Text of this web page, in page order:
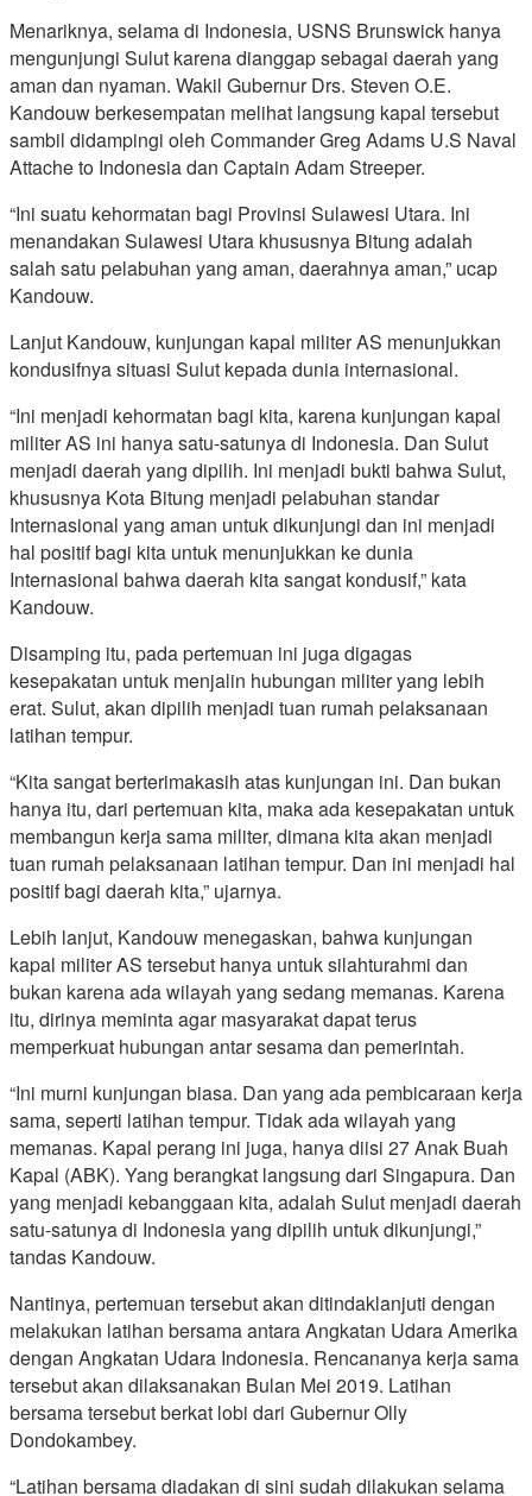
Menariknya, selama di Indonesia, USNS Brunswick hanya
mengunjungi Sulut karena dianggap sebagai daerah yang
aman dan nyaman. Wakil Gubernur Drs. Steven O.E.
Kandouw berkesempatan melihat langsung kapal tersebut
sambil didampingi oleh Commander Greg Adams U.S Naval
Attache to Indonesia dan Captain Adam Streeper.
“Ini suatu kehormatan bagi Provinsi Sulawesi Utara. Ini
menandakan Sulawesi Utara khususnya Bitung adalah
salah satu pelabuhan yang aman, daerahnya aman,” ucap
Kandouw.
Lanjut Kandouw, kunjungan kapal militer AS menunjukkan
kondusifnya situasi Sulut kepada dunia internasional.
“Ini menjadi kehormatan bagi kita, karena kunjungan kapal
militer AS ini hanya satu-satunya di Indonesia. Dan Sulut
menjadi daerah yang dipilih. Ini menjadi bukti bahwa Sulut,
khususnya Kota Bitung menjadi pelabuhan standar
Internasional yang aman untuk dikunjungi dan ini menjadi
hal positif bagi kita untuk menunjukkan ke dunia
Internasional bahwa daerah kita sangat kondusif,” kata
Kandouw.
Disamping itu, pada pertemuan ini juga digagas
kesepakatan untuk menjalin hubungan militer yang lebih
erat. Sulut, akan dipilih menjadi tuan rumah pelaksanaan
latihan tempur.
“Kita sangat berterimakasih atas kunjungan ini. Dan bukan
hanya itu, dari pertemuan kita, maka ada kesepakatan untuk
membangun kerja sama militer, dimana kita akan menjadi
tuan rumah pelaksanaan latihan tempur. Dan ini menjadi hal
positif bagi daerah kita,” ujarnya.
Lebih lanjut, Kandouw menegaskan, bahwa kunjungan
kapal militer AS tersebut hanya untuk silahturahmi dan
bukan karena ada wilayah yang sedang memanas. Karena
itu, dirinya meminta agar masyarakat dapat terus
memperkuat hubungan antar sesama dan pemerintah.
“Ini murni kunjungan biasa. Dan yang ada pembicaraan kerja
sama, seperti latihan tempur. Tidak ada wilayah yang
memanas. Kapal perang ini juga, hanya diisi 27 Anak Buah
Kapal (ABK). Yang berangkat langsung dari Singapura. Dan
yang menjadi kebanggaan kita, adalah Sulut menjadi daerah
satu-satunya di Indonesia yang dipilih untuk dikunjungi,”
tandas Kandouw.
Nantinya, pertemuan tersebut akan ditindaklanjuti dengan
melakukan latihan bersama antara Angkatan Udara Amerika
dengan Angkatan Udara Indonesia. Rencananya kerja sama
tersebut akan dilaksanakan Bulan Mei 2019. Latihan
bersama tersebut berkat lobi dari Gubernur Olly
Dondokambey.
“Latihan bersama diadakan di sini sudah dilakukan selama